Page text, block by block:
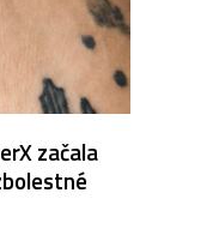
začala